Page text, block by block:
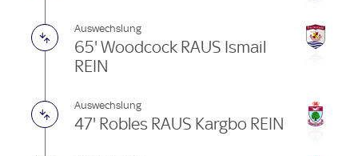
Auswechslung
65' Woodcock RAUS Ismail
REIN
Auswechslung
47' Robles RAUS Kargbo REIN